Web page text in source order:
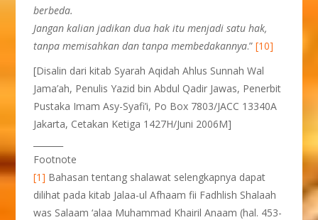
berbeda.
Jangan kalian jadikan dua hak itu menjadi satu hak,
tanpa memisahkan dan tanpa membedakannya.”[10]
[Disalin dari kitab Syarah Aqidah Ahlus Sunnah Wal
Jama’ah, Penulis Yazid bin Abdul Qadir Jawas, Penerbit
Pustaka Imam Asy-Syafi’i, Po Box 7803/JACC 13340A
Jakarta, Cetakan Ketiga 1427H/Juni 2006M]
Footnote
[1] Bahasan tentang shalawat selengkapnya dapat
dilihat pada kitab Jalaa-ul Afhaam fii Fadhlish Shalaah
was Salaam ‘alaa Muhammad Khairil Anaam (hal. 453-